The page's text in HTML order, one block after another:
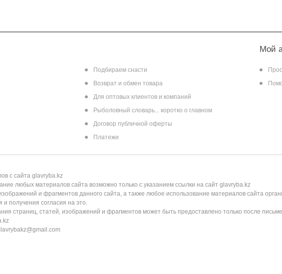
Подбираем снасти
Возврат и обмен товара
Для оптовых клиентов и компаний
Рыболовный словарь... коротко о главном
Договор публичной оферты
Платежи
Мой
с сайта glavryba.kz
любых материалов сайта возможно только с указанием ссылки на сайт glavryba.kz
и фрагментов данного сайта, а также любое использование материалов сайта
и получения согласия на это.
страниц, статей, изображений и фрагментов может быть предоставлено только после